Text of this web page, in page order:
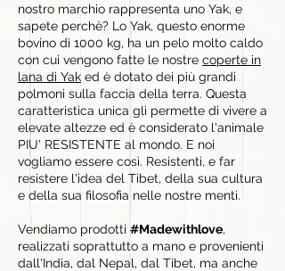
nostro marchio rappresenta uno Yak, e
sapete perchè? Lo Yak, questo enorme
bovino di 1000 kg, ha un pelo molto caldo
con cui vengono fatte le nostre coperte in
lana di Yak ed è dotato dei più grandi
polmoni sulla faccia della terra. Questa
caratteristica unica gli permette di vivere a
elevate altezze ed è considerato l'animale
PIU' RESISTENTE al mondo. E noi
vogliamo essere così. Resistenti, e far
resistere l'idea del Tibet, della sua cultura
e della sua filosofia nelle nostre menti.
Vendiamo prodotti #Madewithlove,
realizzati soprattutto a mano e provenienti
dall'India, dal Nepal, dal Tibet, ma anche